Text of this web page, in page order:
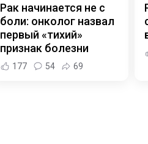
Рак начинается не с
боли: онколог назвал
первый «тихий»
признак болезни
177 54 69